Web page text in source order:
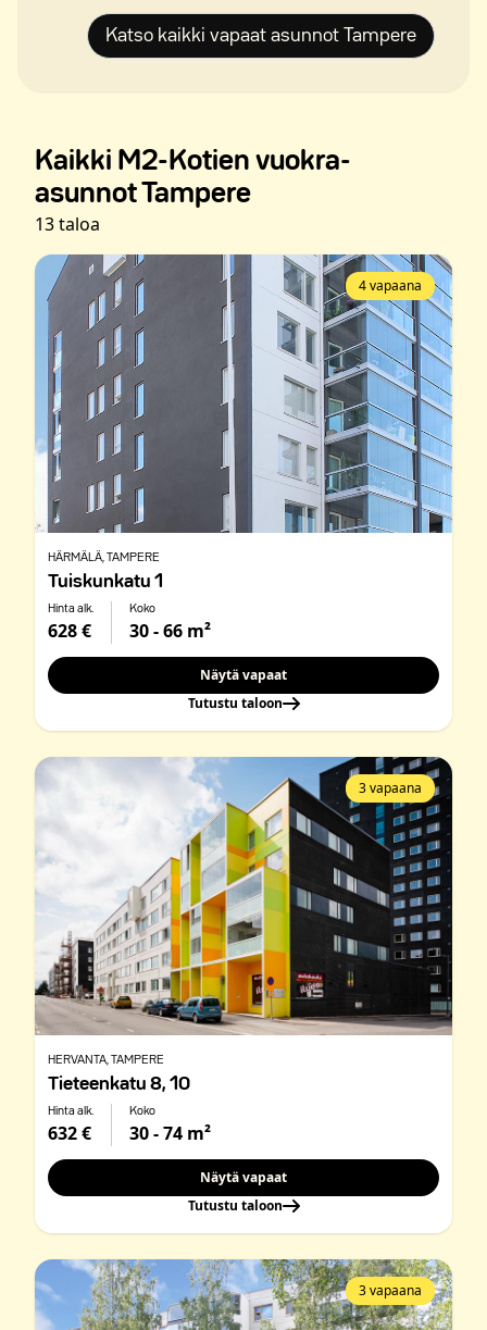
Katso kaikki vapaat asunnot Tampere
Kaikki M2-Kotien vuokra-
asunnot Tampere
13 taloa
4 vapaana
HÄRMÄLÄ , TAMPERE
Tuiskunkatu 1
Hinta alk.
628 €
Koko
30 - 66 m²
Näytä vapaat
Tutustu taloon
3 vapaana
HERVANTA , TAMPERE
Tieteenkatu 8, 10
Hinta alk.
632 €
Koko
30 - 74 m²
Näytä vapaat
Tutustu taloon
3 vapaana